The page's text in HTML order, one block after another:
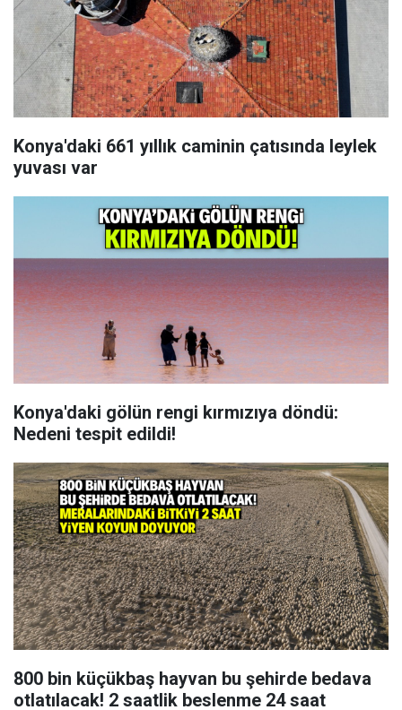
Konya'daki 661 yıllık caminin çatısında leylek
yuvası var
Konya'daki gölün rengi kırmızıya döndü:
Nedeni tespit edildi!
800 bin küçükbaş hayvan bu şehirde bedava
otlatılacak! 2 saatlik beslenme 24 saat